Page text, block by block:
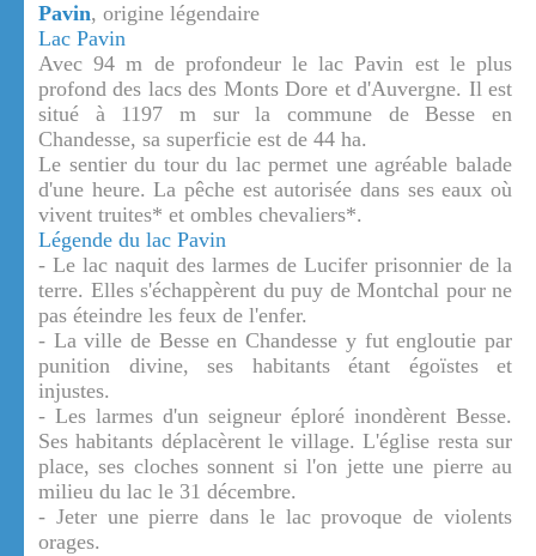
Pavin, origine légendaire
Lac Pavin
Avec 94 m de profondeur le lac Pavin est le plus
profond des lacs des Monts Dore et d'Auvergne. Il est
situé à 1197 m sur la commune de Besse en
Chandesse, sa superficie est de 44 ha.
Le sentier du tour du lac permet une agréable balade
d'une heure. La pêche est autorisée dans ses eaux où
vivent truites* et ombles chevaliers*.
Légende du lac Pavin
- Le lac naquit des larmes de Lucifer prisonnier de la
terre. Elles s'échappèrent du puy de Montchal pour ne
pas éteindre les feux de l'enfer.
- La ville de Besse en Chandesse y fut engloutie par
punition divine, ses habitants étant égoïstes et
injustes.
- Les larmes d'un seigneur éploré inondèrent Besse.
Ses habitants déplacèrent le village. L'église resta sur
place, ses cloches sonnent si l'on jette une pierre au
milieu du lac le 31 décembre.
- Jeter une pierre dans le lac provoque de violents
orages.